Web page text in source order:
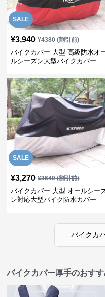
SALE
¥3,940 ¥4380(割引前)
バイクカバー 大型 高級防水オ
ルシーズン大型バイクカバー
SALE
¥3,270 ¥3640(割引前)
バイクカバー 大型 オールシー
ン対応大型バイク防水カバー
バイクカ
バイクカバー厚手のおす